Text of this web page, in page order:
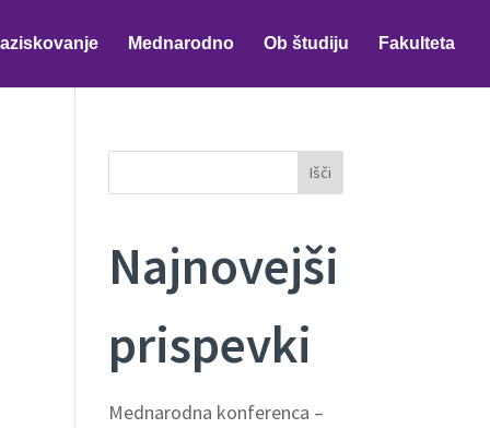
Mednarodno Ob študiju Fakulteta
Išči
Najnovejši
prispevki
Mednarodna konferenca –